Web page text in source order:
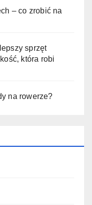
– co zrobić na
sprzęt
która robi
na rowerze?